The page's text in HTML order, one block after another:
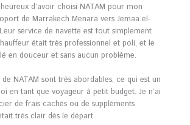
d’avoir choisi NATAM pour mon
de Marrakech Menara vers Jemaa el-
service de navette est tout simplement
était très professionnel et poli, et le
en douceur et sans aucun problème.
NATAM sont très abordables, ce qui est un
en tant que voyageur à petit budget. Je n’ai
de frais cachés ou de suppléments
très clair dès le départ.